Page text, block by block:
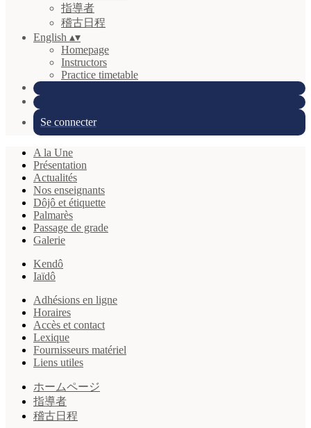
指導者
稽古日程
English ▴▾
Homepage
Instructors
Practice timetable
Se connecter
A la Une
Présentation
Actualités
Nos enseignants
Dôjô et étiquette
Palmarès
Passage de grade
Galerie
Kendô
Iaïdô
Adhésions en ligne
Horaires
Accès et contact
Lexique
Fournisseurs matériel
Liens utiles
ホームページ
指導者
稽古日程